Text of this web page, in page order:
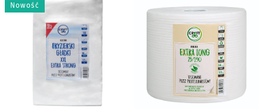
Nowość